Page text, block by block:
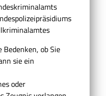
ob Sie
sieein
oder